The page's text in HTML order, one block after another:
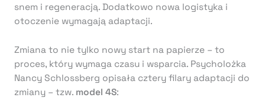
snem i regeneracją. Dodatkowo nowa logistyka i
otoczenie wymagają adaptacji.
Zmiana to nie tylko nowy start na papierze – to
proces, który wymaga czasu i wsparcia. Psycholożka
Nancy Schlossberg opisała cztery filary adaptacji do
zmiany – tzw. model 4S: